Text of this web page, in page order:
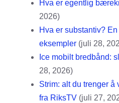
Hva er egentlig
2026)
Hva er substantiv?
eksempler (juli 28,
Ice mobilt bredbånd:
28, 2026)
Strim: alt du trenger å
fra RiksTV (juli 27,